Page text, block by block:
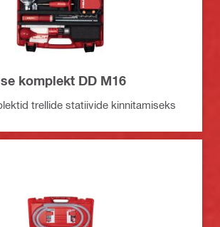
komplekt DD M16
trellide statiivide kinnitamiseks